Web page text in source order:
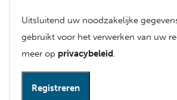
Uitsluitend uw noodzakelijke
gebruikt voor het verwerken van uw
meer op privacybeleid
Registreren